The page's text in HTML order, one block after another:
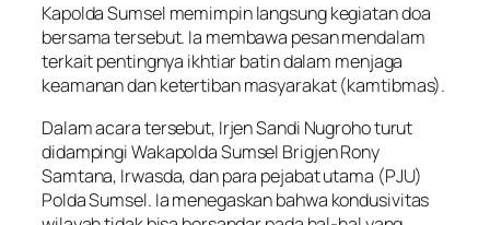
Kapolda Sumsel memimpin langsung kegiatan doa
bersama tersebut. Ia membawa pesan mendalam
terkait pentingnya ikhtiar batin dalam menjaga
keamanan dan ketertiban masyarakat (kamtibmas).
Dalam acara tersebut, Irjen Sandi Nugroho turut
didampingi Wakapolda Sumsel Brigjen Rony
Samtana, Irwasda, dan para pejabat utama (PJU)
Polda Sumsel. Ia menegaskan bahwa kondusivitas